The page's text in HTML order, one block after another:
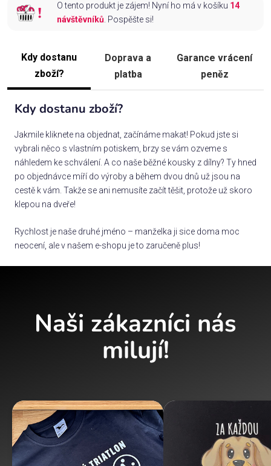
O tento produkt je zájem! Nyní ho má v košíku 14
návštěvníků. Pospěšte si!
Kdy dostanu
zboží?
Doprava a
platba
Garance vrácení
peněz
Kdy dostanu zboží?
Jakmile kliknete na objednat, začínáme makat! Pokud jste si
vybrali něco s vlastním potiskem, brzy se vám ozveme s
náhledem ke schválení. A co naše běžné kousky z dílny? Ty hned
po objednávce míří do výroby a během dvou dnů už jsou na
cestě k vám. Takže se ani nemusíte začít těšit, protože už skoro
klepou na dveře!
Rychlost je naše druhé jméno – manželka ji sice doma moc
neocení, ale v našem e-shopu je to zaručeně plus!
Naši zákazníci nás
milují!